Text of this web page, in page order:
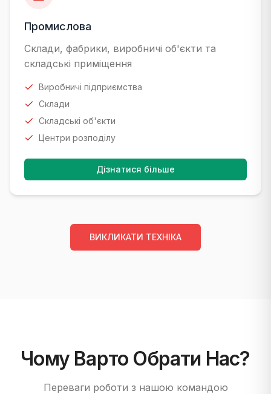
Промислова
Склади, фабрики, виробничі об'єкти та
складські приміщення
Виробничі підприємства
Склади
Складські об'єкти
Центри розподілу
Дізнатися більше
ВИКЛИКАТИ ТЕХНІКА
Чому Варто Обрати Нас?
Переваги роботи з нашою командою